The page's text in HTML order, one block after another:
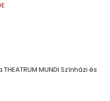
MUNDI Színházi és